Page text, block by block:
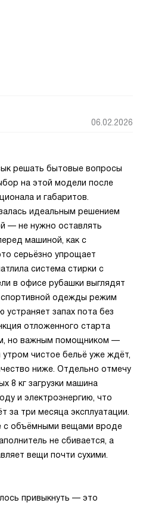
06.02.2026
решать бытовые вопросы
на этой модели после
и габаритов.
идеальным решением
— не нужно оставлять
машиной, как с
серьёзно упрощает
система стирки с
в офисе рубашки выглядят
спортивной одежды режим
запах пота без
отложенного старта
но важным помощником —
чистое бельё уже ждёт,
ниже. Отдельно отмечу
8 кг загрузки машина
и электроэнергию, что
за три месяца эксплуатации.
с объёмными вещами вроде
не сбивается, а
вещи почти сухими.
привыкнуть — это